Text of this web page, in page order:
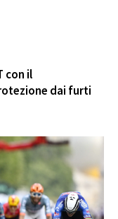
con il
dai furti